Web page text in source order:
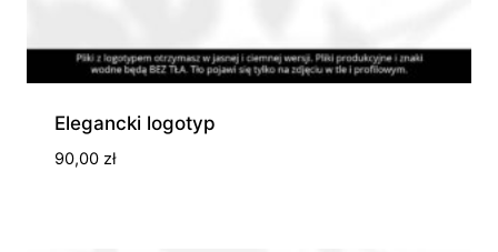
Elegancki logotyp
90,00 zł